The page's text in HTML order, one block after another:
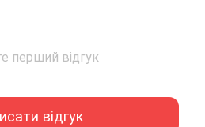
перший відгук
відгук